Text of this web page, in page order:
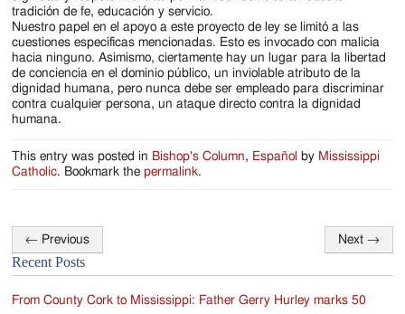
tradición de fe, educación y servicio.
Nuestro papel en el apoyo a este proyecto de ley se limitó a las
cuestiones específicas mencionadas. Esto es invocado con malicia
hacia ninguno. Asimismo, ciertamente hay un lugar para la libertad
de conciencia en el dominio público, un inviolable atributo de la
dignidad humana, pero nunca debe ser empleado para discriminar
contra cualquier persona, un ataque directo contra la dignidad
humana.
This entry was posted in Bishop's Column, Español by Mississippi
Catholic. Bookmark thepermalink.
Post
navigation
← Previous Next →
Recent Posts
From County Cork to Mississippi: Father Gerry Hurley marks 50